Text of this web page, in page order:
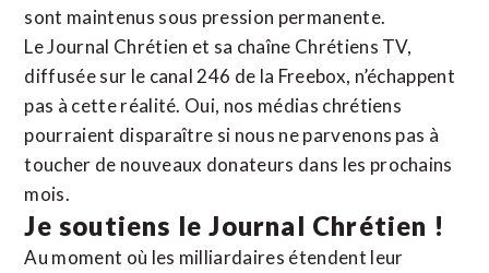
sont maintenus sous pression permanente.
Le Journal Chrétien et sa chaîne Chrétiens TV,
diffusée sur le canal 246 de la Freebox, n’échappent
pas à cette réalité. Oui, nos médias chrétiens
pourraient disparaître si nous ne parvenons pas à
toucher de nouveaux donateurs dans les prochains
mois.
Je soutiens le Journal Chrétien !
Au moment où les milliardaires étendent leur